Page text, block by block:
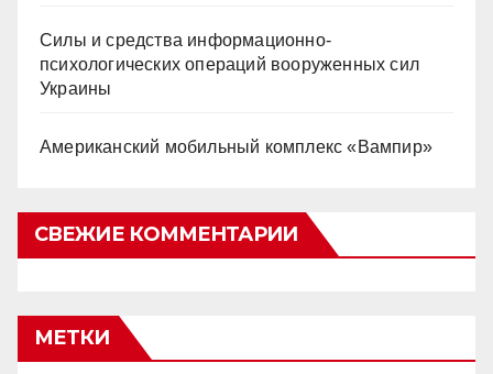
Силы и средства информационно-
психологических операций вооруженных сил
Украины
Американский мобильный комплекс «Вампир»
СВЕЖИЕ КОММЕНТАРИИ
МЕТКИ